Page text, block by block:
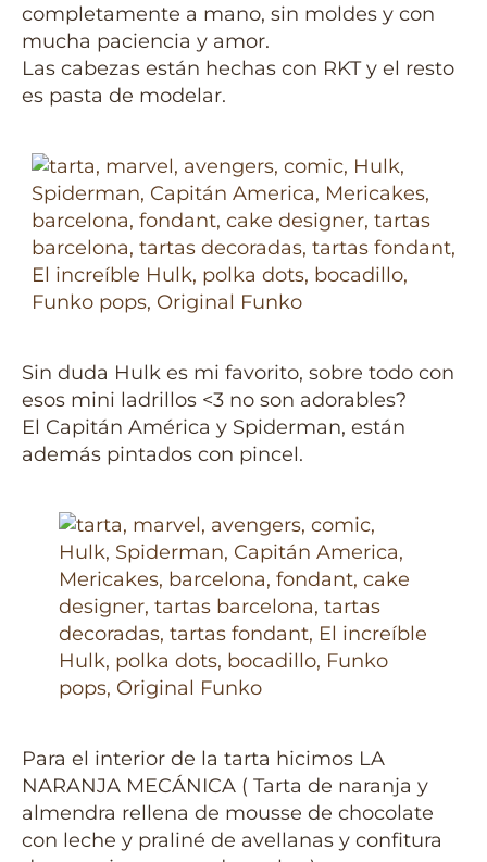
completamente a mano, sin moldes y con
mucha paciencia y amor.
Las cabezas están hechas con RKT y el resto
es pasta de modelar.
Sin duda Hulk es mi favorito, sobre todo con
esos mini ladrillos <3 no son adorables?
El Capitán América y Spiderman, están
además pintados con pincel.
Para el interior de la tarta hicimos LA
NARANJA MECÁNICA ( Tarta de naranja y
almendra rellena de mousse de chocolate
con leche y praliné de avellanas y confitura